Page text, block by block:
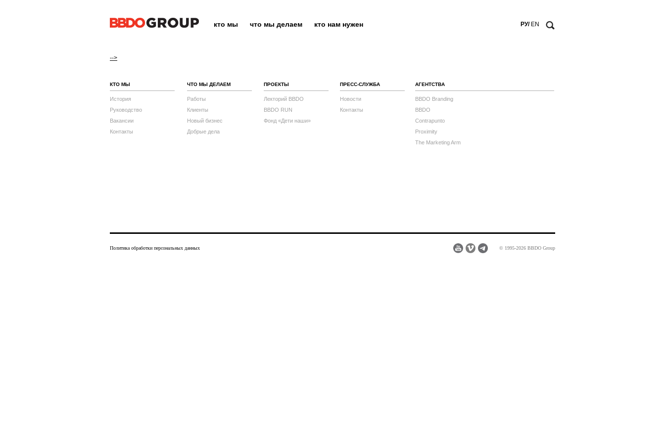
кто мы что мы делаем кто нам нужен РУ/ EN
-->
КТО МЫ
История
Руководство
Вакансии
Контакты
ЧТО МЫ ДЕЛАЕМ
Работы
Клиенты
Новый бизнес
Добрые дела
ПРОЕКТЫ
Лекторий BBDO
BBDO RUN
Фонд «Дети наши»
ПРЕСС-СЛУЖБА
Новости
Контакты
АГЕНТСТВА
BBDO Branding
BBDO
Contrapunto
Proximity
The Marketing Arm
© 1995-2026 BBDO Group
Политика обработки персональных данных